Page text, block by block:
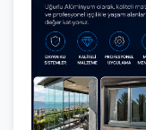
SON DAKİKA HABERLERİ
VİDEO GALERİ
FOTO GALERİ